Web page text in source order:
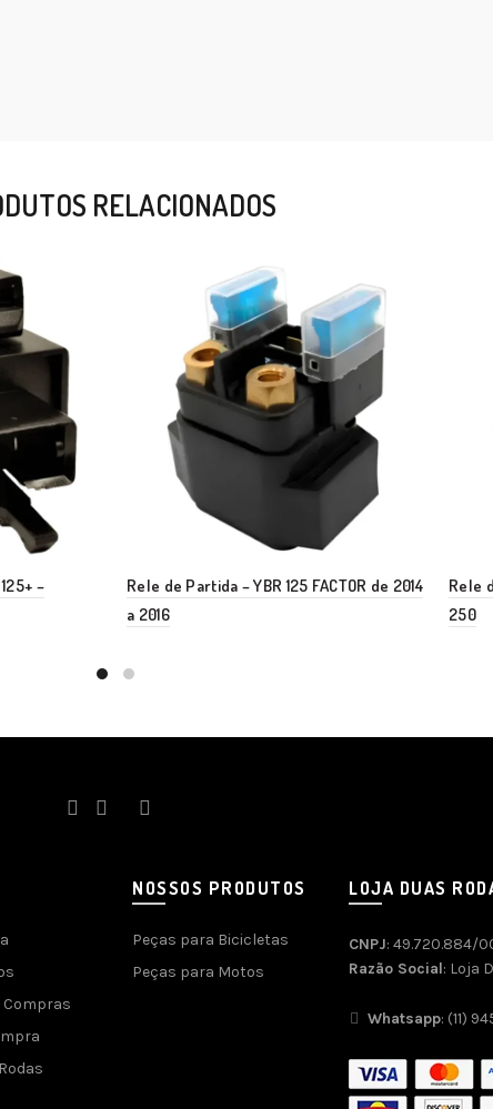
RELACIONADOS
–
Rele de Partida – YBR 125 FACTOR de 2014
a 2016
Rele
250
Compras
NOSSOS PRODUTOS
Peças para Bicicletas
Peças para Motos
LOJA DUAS
CNPJ: 49.720.884/
Razão Social: Loja
Whatsapp: (11)